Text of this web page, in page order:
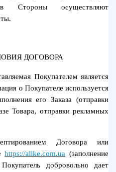
Стороны осуществляют
ДОГОВОРА
Покупателем является
о Покупателе используется
его Заказа (отправки
Товара, отправки рекламных
Договора или
https://alike.com.ua (заполнение
добровольно дает